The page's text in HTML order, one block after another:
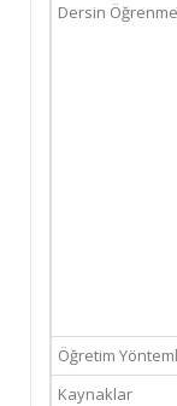
Dersin Öğrenme
Öğretim
Kaynaklar